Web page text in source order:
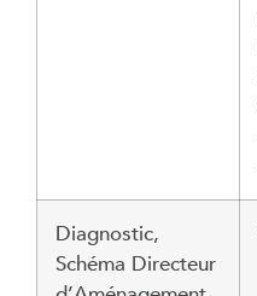
Diagnostic,
Schéma Directeur